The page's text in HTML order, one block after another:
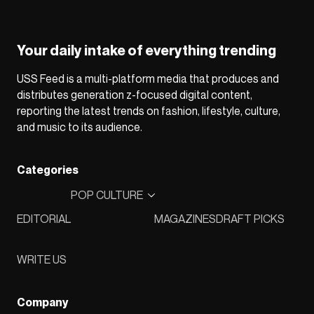
Your daily intake of everything trending
USS Feed is a multi-platform media that produces and
distributes generation z-focused digital content,
reporting the latest trends on fashion, lifestyle, culture,
and music to its audience.
Categories
EDITORIAL
POP CULTURE
MAGAZINESDRAFT PICKS
WRITE US
Company